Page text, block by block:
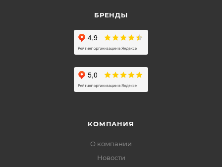
БРЕНДЫ
КОМПАНИЯ
О компании
Новости